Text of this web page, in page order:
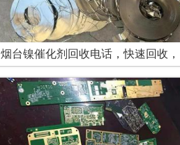
烟台镍催化剂回收电话，快速回收，